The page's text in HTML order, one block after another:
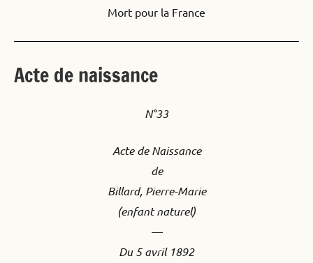
Mort pour la France
Acte de naissance
N°33
Acte de Naissance
de
Billard, Pierre-Marie
(enfant naturel)
—
Du 5 avril 1892